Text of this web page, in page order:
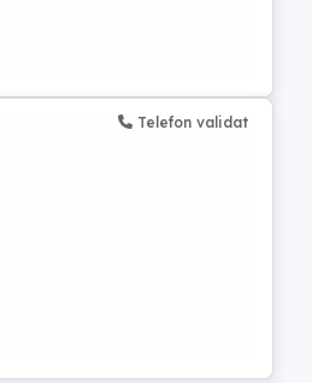
Telefon validat